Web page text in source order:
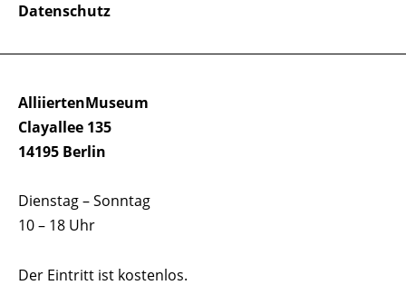
AlliiertenMuseum
Clayallee 135
14195 Berlin
Dienstag – Sonntag
10 – 18 Uhr
Der Eintritt ist kostenlos.
Datenschutz